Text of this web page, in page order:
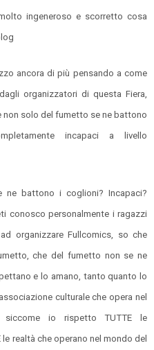
ingeneroso e scorretto cosa
ancora di più pensando a come
organizzatori di questa Fiera,
non solo del fumetto se ne battono
incapaci a livello
ne battono i coglioni? Incapaci?
conosco personalmente i ragazzi
organizzare Fullcomics, so che
che del fumetto non se ne
e lo amano, tanto quanto lo
culturale che opera nel
siccome io rispetto TUTTE le
realtà che operano nel mondo del